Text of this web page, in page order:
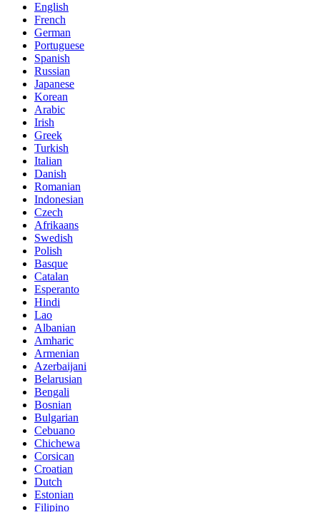
English
French
German
Portuguese
Spanish
Russian
Japanese
Korean
Arabic
Irish
Greek
Turkish
Italian
Danish
Romanian
Indonesian
Czech
Afrikaans
Swedish
Polish
Basque
Catalan
Esperanto
Hindi
Lao
Albanian
Amharic
Armenian
Azerbaijani
Belarusian
Bengali
Bosnian
Bulgarian
Cebuano
Chichewa
Corsican
Croatian
Dutch
Estonian
Filipino